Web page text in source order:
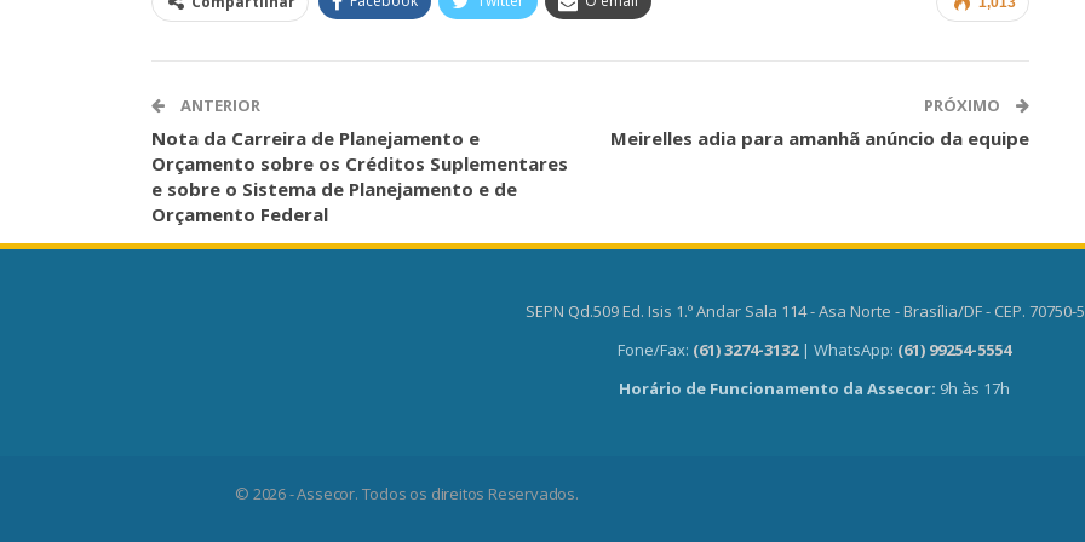
ANTERIOR
Nota da Carreira de Planejamento e
Orçamento sobre os Créditos Suplementares
e sobre o Sistema de Planejamento e de
Orçamento Federal
PRÓXIMO
Meirelles adia para amanhã anúncio da equipe
SEPN Qd.509 Ed. Isis 1.º Andar Sala 114 - Asa Norte - Brasília/DF - CEP. 70750-
Fone/Fax: (61) 3274-3132 | WhatsApp: (61) 99254-5554
Horário de Funcionamento da Assecor: 9h às 17h
© 2026 - Assecor. Todos os direitos Reservados.